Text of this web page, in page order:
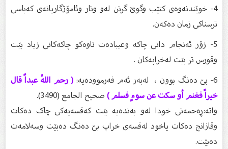
4- خوێندنەوەی کتێب وگوێ گرتن لەو وتار وئامۆژگاریانەی کەباسی
ترسناکی زمان دەکەن.
5- زۆر ئەنجام دانی چاکە وعیبادەت تاوەکو چاکەکانی زیاد بێت
وقورس تر بێت لەخراپەکان .
( رحم اللهُ عبداً قال
خيراً فغنم أو سكت عن سوءٍ فسلم )صحيح الجامع (3490).
واتە:ڕەحمەتی خودا لەو بەندەیە بێت کەقسەیەکی چاک دەکات
وقازانج دەکات یاخود لەقسەی خراپ بێ دەنگ دەبێت وسەلامەت
دەبێت.